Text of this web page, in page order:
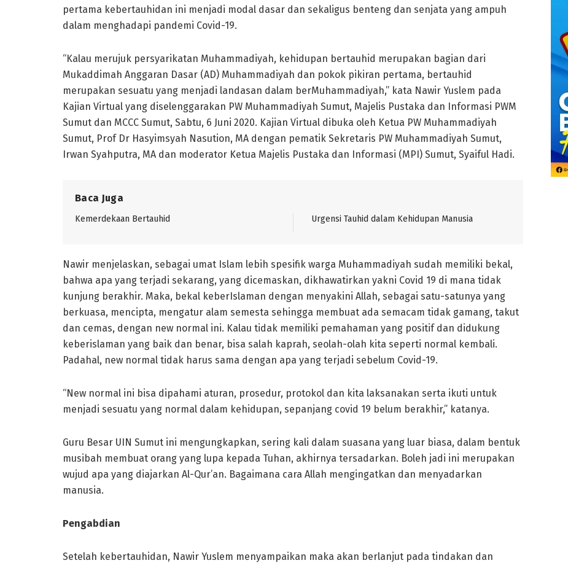
pertama kebertauhidan ini menjadi modal dasar dan sekaligus benteng dan senjata yang ampuh
dalam menghadapi pandemi Covid-19.
“Kalau merujuk persyarikatan Muhammadiyah, kehidupan bertauhid merupakan bagian dari
Mukaddimah Anggaran Dasar (AD) Muhammadiyah dan pokok pikiran pertama, bertauhid
merupakan sesuatu yang menjadi landasan dalam berMuhammadiyah,” kata Nawir Yuslem pada
Kajian Virtual yang diselenggarakan PW Muhammadiyah Sumut, Majelis Pustaka dan Informasi PWM
Sumut dan MCCC Sumut, Sabtu, 6 Juni 2020. Kajian Virtual dibuka oleh Ketua PW Muhammadiyah
Sumut, Prof Dr Hasyimsyah Nasution, MA dengan pematik Sekretaris PW Muhammadiyah Sumut,
Irwan Syahputra, MA dan moderator Ketua Majelis Pustaka dan Informasi (MPI) Sumut, Syaiful Hadi.
Baca Juga
Kemerdekaan Bertauhid Urgensi Tauhid dalam Kehidupan Manusia
Nawir menjelaskan, sebagai umat Islam lebih spesifik warga Muhammadiyah sudah memiliki bekal,
bahwa apa yang terjadi sekarang, yang dicemaskan, dikhawatirkan yakni Covid 19 di mana tidak
kunjung berakhir. Maka, bekal keberIslaman dengan menyakini Allah, sebagai satu-satunya yang
berkuasa, mencipta, mengatur alam semesta sehingga membuat ada semacam tidak gamang, takut
dan cemas, dengan new normal ini. Kalau tidak memiliki pemahaman yang positif dan didukung
keberislaman yang baik dan benar, bisa salah kaprah, seolah-olah kita seperti normal kembali.
Padahal, new normal tidak harus sama dengan apa yang terjadi sebelum Covid-19.
“New normal ini bisa dipahami aturan, prosedur, protokol dan kita laksanakan serta ikuti untuk
menjadi sesuatu yang normal dalam kehidupan, sepanjang covid 19 belum berakhir,” katanya.
Guru Besar UIN Sumut ini mengungkapkan, sering kali dalam suasana yang luar biasa, dalam bentuk
musibah membuat orang yang lupa kepada Tuhan, akhirnya tersadarkan. Boleh jadi ini merupakan
wujud apa yang diajarkan Al-Qur’an. Bagaimana cara Allah mengingatkan dan menyadarkan
manusia.
Pengabdian
Setelah kebertauhidan, Nawir Yuslem menyampaikan maka akan berlanjut pada tindakan dan